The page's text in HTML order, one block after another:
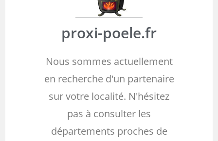
proxi-poele.fr
Nous sommes actuellement
en recherche d'un partenaire
sur votre localité. N'hésitez
pas à consulter les
départements proches de